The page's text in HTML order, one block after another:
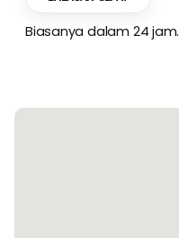
Biasanya dalam 24 jam.